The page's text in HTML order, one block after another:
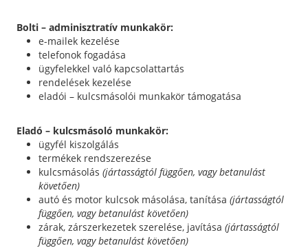
Bolti – adminisztratív munkakör:
e-mailek kezelése
telefonok fogadása
ügyfelekkel való kapcsolattartás
rendelések kezelése
eladói – kulcsmásolói munkakör támogatása
Eladó – kulcsmásoló munkakör:
ügyfél kiszolgálás
termékek rendszerezése
kulcsmásolás (jártasságtól függően, vagy betanulást
követően)
autó és motor kulcsok másolása, tanítása (jártasságtól
függően, vagy betanulást követően)
zárak, zárszerkezetek szerelése, javítása (jártasságtól
függően, vagy betanulást követően)